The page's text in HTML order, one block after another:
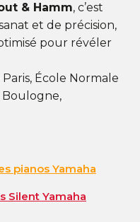
& Hamm, c’est
et de précision,
pour révéler
École Normale
Boulogne,
pianos Yamaha
Silent Yamaha